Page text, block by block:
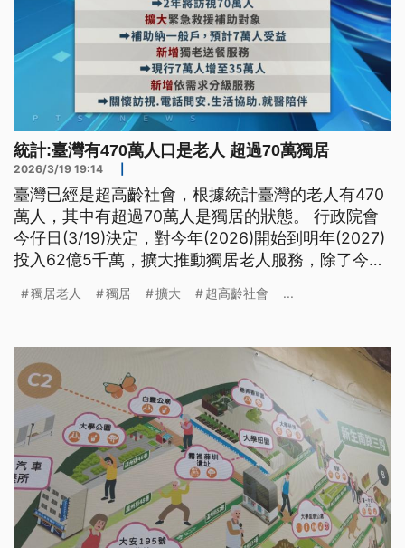
統計:臺灣有470萬人口是老人 超過70萬獨居
2026/3/19 19:14
臺灣已經是超高齡社會，根據統計臺灣的老人有470
萬人，其中有超過70萬人是獨居的狀態。 行政院會
今仔日(3/19)決定，對今年(2026)開始到明年(2027)
投入62億5千萬，擴大推動獨居老人服務，除了今年
萬名序大安緊急救援系統，也新增加送餐服務，也會
（新聞標題、導言為台語文）
獨居老人 獨居 擴大 超高齡社會 ...